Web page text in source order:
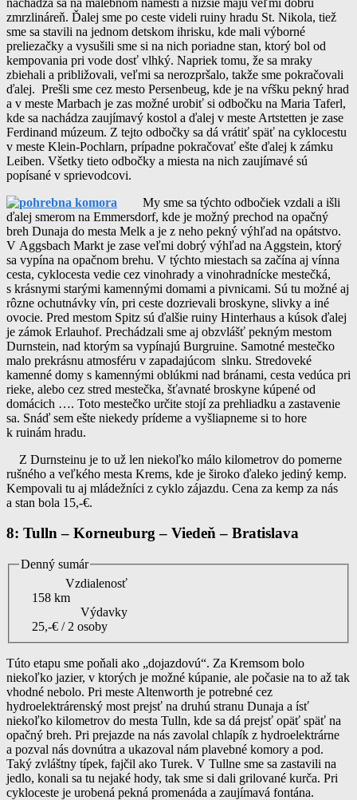
zmrzlináreň. Ďalej sme po ceste videli ruiny hradu St. Nikola, tiež
sme sa stavili na jednom detskom ihrisku, kde mali výborné
preliezačky a vysušili sme si na nich poriadne stan, ktorý bol od
kempovania pri vode dosť vlhký. Napriek tomu, že sa mraky
zbiehali a približovali, veľmi sa nerozpršalo, takže sme pokračovali
ďalej. Prešli sme cez mesto Persenbeug, kde je na vŕšku pekný hrad
a v meste Marbach je zas možné urobiť si odbočku na Maria Taferl,
kde sa nachádza zaujímavý kostol a ďalej v meste Artstetten je zase
Ferdinand múzeum. Z tejto odbočky sa dá vrátiť späť na cyklocestu
v meste Klein-Pochlarn, prípadne pokračovať ešte ďalej k zámku
Leiben. Všetky tieto odbočky a miesta na nich zaujímavé sú
popísané v sprievodcovi.
My sme sa týchto odbočiek vzdali a išli
ďalej smerom na Emmersdorf, kde je možný prechod na opačný
breh Dunaja do mesta Melk a je z neho pekný výhľad na opátstvo.
V Aggsbach Markt je zase veľmi dobrý výhľad na Aggstein, ktorý
sa vypína na opačnom brehu. V týchto miestach sa začína aj vínna
cesta, cyklocesta vedie cez vinohrady a vinohradnícke mestečká,
s krásnymi starými kamennými domami a pivnicami. Sú tu možné aj
rôzne ochutnávky vín, pri ceste dozrievali broskyne, slivky a iné
ovocie. Pred mestom Spitz sú ďalšie ruiny Hinterhaus a kúsok ďalej
je zámok Erlauhof. Prechádzali sme aj obzvlášť pekným mestom
Durnstein, nad ktorým sa vypínajú Burgruine. Samotné mestečko
malo prekrásnu atmosféru v zapadajúcom slnku. Stredoveké
kamenné domy s kamennými oblúkmi nad bránami, cesta vedúca pri
rieke, alebo cez stred mestečka, šťavnaté broskyne kúpené od
domácich …. Toto mestečko určite stojí za prehliadku a zastavenie
sa. Snáď sem ešte niekedy prídeme a vyšliapneme si to hore
k ruinám hradu.
Z Durnsteinu je to už len niekoľko málo kilometrov do pomerne
rušného a veľkého mesta Krems, kde je široko ďaleko jediný kemp.
Kempovali tu aj mládežníci z cyklo zájazdu. Cena za kemp za nás
a stan bola 15,-€.
8: Tulln – Korneuburg – Viedeň – Bratislava
Denný sumár
Vzdialenosť
158 km
Výdavky
25,-€ / 2 osoby
Túto etapu sme poňali ako „dojazdovú“. Za Kremsom bolo
niekoľko jazier, v ktorých je možné kúpanie, ale počasie na to až tak
vhodné nebolo. Pri meste Altenworth je potrebné cez
hydroelektrárenský most prejsť na druhú stranu Dunaja a ísť
niekoľko kilometrov do mesta Tulln, kde sa dá prejsť opäť späť na
opačný breh. Pri prejazde na nás zavolal chlapík z hydroelektrárne
a pozval nás dovnútra a ukazoval nám plavebné komory a pod.
Taký zvláštny típek, fajčil ako Turek. V Tullne sme sa zastavili na
jedlo, konali sa tu nejaké hody, tak sme si dali grilované kurča. Pri
cykloceste je urobená pekná promenáda a zaujímavá fontána.